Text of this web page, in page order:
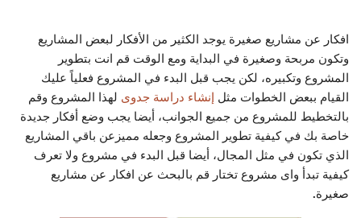
افكار عن مشاريع صغيرة يوجد الكثير من الأفكار لبعض المشاريع
وتكون مربحة وصغيرة في البداية ومع الوقت قم انت بتطوير
المشروع وتكبيره، لكن يجب قبل البدء في المشروع فعلياً عليك
القيام ببعض الخطوات مثل إنشاء دراسة جدوى لهذا المشروع وقم
بالتخطيط للمشروع من جميع الجوانب، أيضا يجب وضع أفكار جديدة
خاصة بك في كيفية تطوير المشروع وجعله مميزعن باقي المشاريع
الذي تكون في مثل المجال، أيضا قبل البدء في مشروع ولا تعرف
كيفية تبدأ واى مشروع تختار قم بالبحث عن افكار عن مشاريع
صغيرة.